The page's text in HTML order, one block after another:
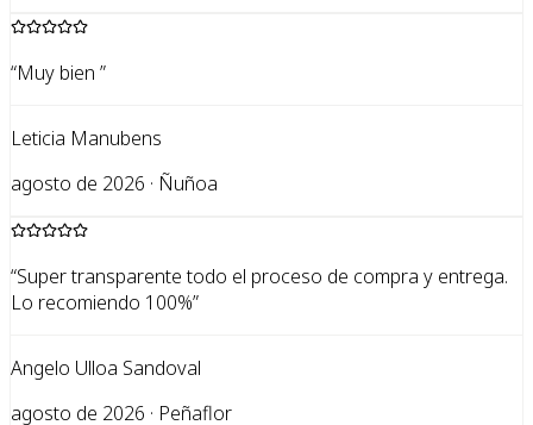
“Muy bien ”
Leticia Manubens
agosto de 2026 · Ñuñoa
“Super transparente todo el proceso de compra y entrega.
Lo recomiendo 100%”
Angelo Ulloa Sandoval
agosto de 2026 · Peñaflor